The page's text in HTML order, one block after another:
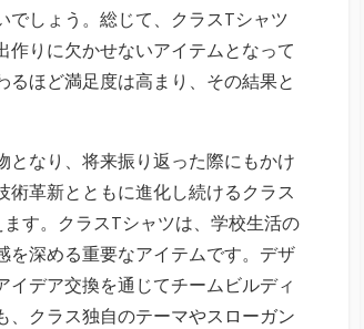
でしょう。総じて、クラスTシャツ
りに欠かせないアイテムとなって
ほど満足度は高まり、その結果と
となり、将来振り返った際にもかけ
革新とともに進化し続けるクラス
す。クラスTシャツは、学校生活の
を深める重要なアイテムです。デザ
デア交換を通じてチームビルディ
、クラス独自のテーマやスローガン